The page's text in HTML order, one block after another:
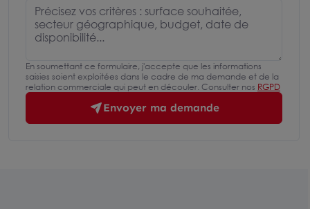
En soumettant ce formulaire, j'accepte que les informations
saisies soient exploitées dans le cadre de ma demande et de la
relation commerciale qui peut en découler. Consulter nos RGPD
Envoyer ma demande